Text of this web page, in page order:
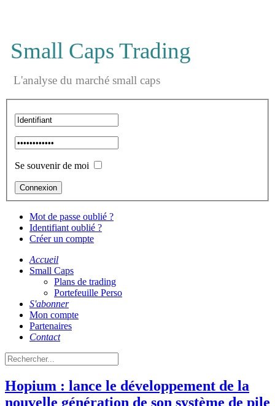
Small Caps Trading
L'analyse du marché small caps
Se souvenir de moi
Mot de passe oublié ?
Identifiant oublié ?
Créer un compte
Accueil
Small Caps
Plans de trading
Portefeuille Perso
S'abonner
Mon compte
Partenaires
Contact
Hopium : lance le développement de la
nouvelle génération de son système de pile